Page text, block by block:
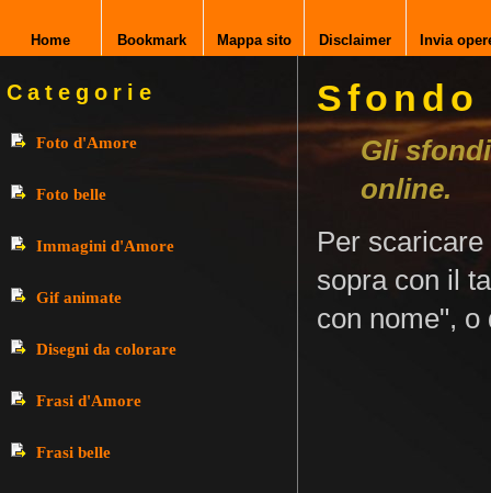
Home Bookmark Mappa sito Disclaimer Invia
Categorie
Foto d'Amore
Foto belle
Immagini d'Amore
Gif animate
Disegni da colorare
Frasi d'Amore
Frasi belle
Gli
online.
Per
sopra con il
con nome", o